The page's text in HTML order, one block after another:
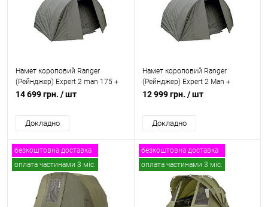
Намет короповий Ranger
(Рейнджер) Expert 2 man 175 +
зимове покриття, RA 6645
14 699 грн. / шт
Докладно
Намет короповий Ranger
(Рейнджер) Expert 2 Man +
Зимове покриття для намету
12 999 грн. / шт
Докладно
безкоштовна доставка
оплата частинами 3 міс.
безкоштовна доставка
оплата частинами 3 міс.